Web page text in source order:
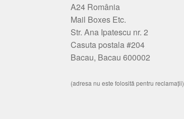
A24 România
Mail Boxes Etc.
Str. Ana Ipatescu nr. 2
Casuta postala #204
Bacau, Bacau 600002
(adresa nu este folosită pentru reclamații)